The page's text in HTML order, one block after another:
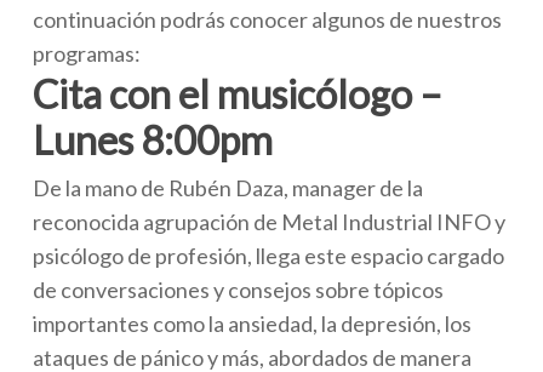
continuación podrás conocer algunos de nuestros
programas:
Cita con el musicólogo –
Lunes 8:00pm
De la mano de Rubén Daza, manager de la
reconocida agrupación de Metal Industrial INFO y
psicólogo de profesión, llega este espacio cargado
de conversaciones y consejos sobre tópicos
importantes como la ansiedad, la depresión, los
ataques de pánico y más, abordados de manera